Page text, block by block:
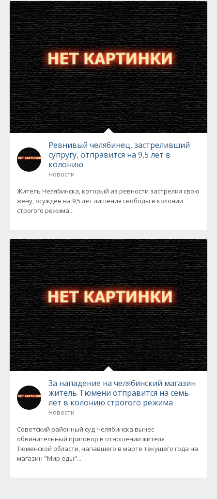
Ревнивый челябинец, застреливший
супругу, отправится на 9,5 лет в
колонию
Новости
Житель Челябинска, который из ревности застрелил свою
жену, осужден на 9,5 лет лишения свободы в колонии
строгого режима...
За нападение на челябинский магазин
житель Тюмени отправится на семь
лет в колонию строгого режима
Новости
Советский районный суд Челябинска вынес
обвинительный приговор в отношении жителя
Тюменской области, напавшего в марте текущего года на
магазин "Мир еды"...